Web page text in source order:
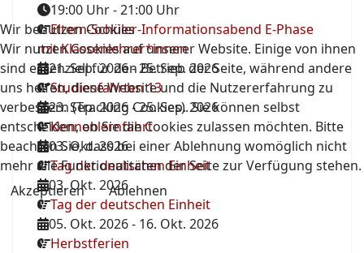
19:00 Uhr-21:00 Uhr
Eltern-Schüler-Informationsabend E-Phase
mit Klassenlehrer*innen
21. Sep. 2026-25. Sep. 2026
Studienfahrten 13
23. Sep. 2026-25. Sep. 2026
Kennenlernfahrt
03. Okt. 2026
Tag der deutschen Einheit
03. Okt. 2026
Tag der deutschen Einheit
05. Okt. 2026- 16. Okt. 2026
Herbstferien
Wir benutzen Cookies
Wir nutzen Cookies auf unserer Website. Einige von ihnen
sind essenziell für den Betrieb der Seite, während andere
uns helfen, diese Website und die Nutzererfahrung zu
verbessern (Tracking Cookies). Sie können selbst
entscheiden, ob Sie die Cookies zulassen möchten. Bitte
beachten Sie, dass bei einer Ablehnung womöglich nicht
mehr alle Funktionalitäten der Seite zur Verfügung stehen.
Akzeptieren
Ablehnen